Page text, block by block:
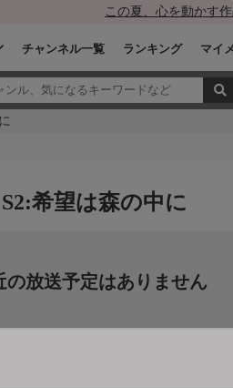
この夏、心を動かす
チャンネル一覧 ランキング マイ
希望は森の中に
の放送予定はありません